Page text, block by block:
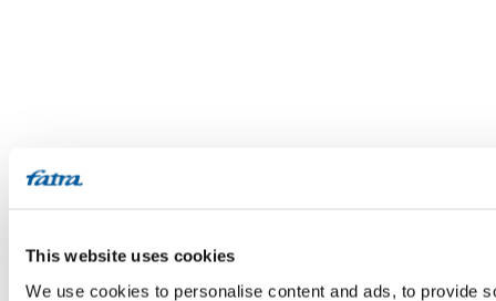
This website uses cookies
We use cookies to personalise content and ads, to provide